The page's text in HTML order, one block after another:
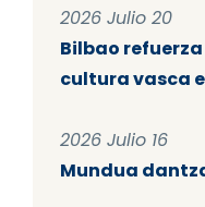
2026 Julio 20
Bilbao
cultura vasca
2026 Julio 16
Mundua